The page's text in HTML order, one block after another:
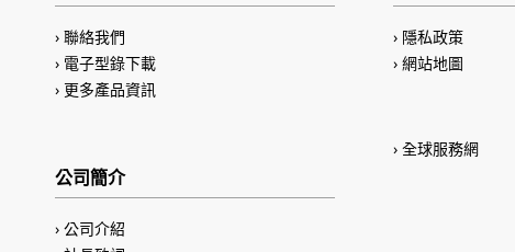
聯絡我們
電子型錄下載
更多產品資訊
公司簡介
公司介紹
隱私政策
網站地圖
全球服務網